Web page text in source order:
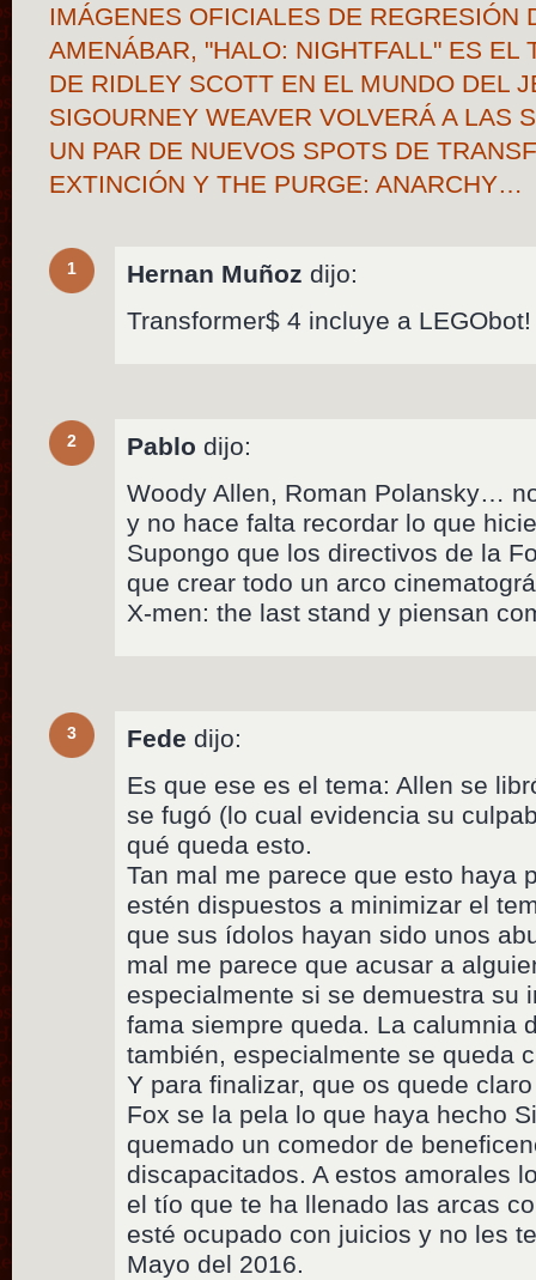
IMÁGENES OFICIALES DE REGRESIÓN
AMENÁBAR, "HALO: NIGHTFALL" ES EL
DE RIDLEY SCOTT EN EL MUNDO DEL
SIGOURNEY WEAVER VOLVERÁ A LAS
UN PAR DE NUEVOS SPOTS DE
EXTINCIÓN Y THE PURGE: ANARCHY…
1 Hernan Muñoz dijo:
Transformer$ 4 incluye a LEGObot!
2 Pablo dijo:
Woody Allen, Roman Polansky…
y no hace falta recordar lo que
Supongo que los directivos de la
que crear todo un arco
X-men: the last stand y piensan
3 Fede dijo:
Es que ese es el tema: Allen se
se fugó (lo cual evidencia su
qué queda esto.
Tan mal me parece que esto haya
estén dispuestos a minimizar el
que sus ídolos hayan sido unos
mal me parece que acusar a
especialmente si se demuestra su
fama siempre queda. La calumnia
también, especialmente se queda
Y para finalizar, que os quede
Fox se la pela lo que haya hecho
quemado un comedor de
discapacitados. A estos amorales
el tío que te ha llenado las arcas
esté ocupado con juicios y no les
Mayo del 2016.